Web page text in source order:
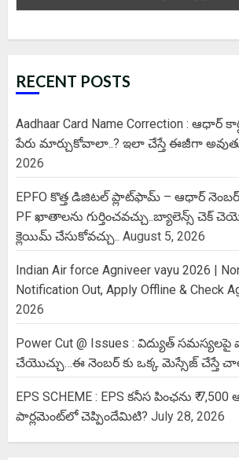
RECENT POSTS
Aadhaar Card Name Correction :
పేరు మార్చుకోవాలా..? ఇలా చేస్తే ఈజీగా
2026
EPFO కొత్త డిజిటల్ ప్లాట్‌ఫామ్‌ – ఆధార్
PF ఖాతాలను గుర్తించవచ్చు..బ్యాలెన్స్ చెక్
క్లెయిమ్ చేసుకోవచ్చు.. August 5, 2026
Indian Air force Agniveer vayu 2026 |
Notification Out, Apply Offline & Check
2026
Power Cut @ Issues : విద్యుత్
చేయొచ్చు…ఈ నెంబర్ కు ఒక్క మెస్సేజ్ చేస్తే
EPS SCHEME : EPS కనీస పింఛను ₹ 7,500
పార్లమెంట్‌లో చెప్పిందేమిటి? July 28, 2026